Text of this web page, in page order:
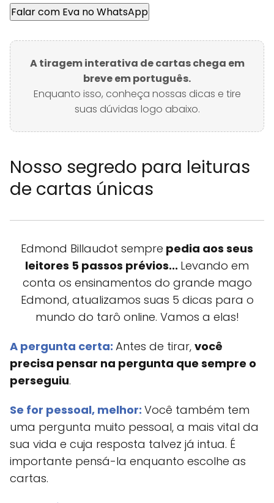
Falar com Eva no WhatsApp
A tiragem interativa de cartas chega em
breve em português.
Enquanto isso, conheça nossas dicas e tire
suas dúvidas logo abaixo.
Nosso segredo para leituras
de cartas únicas
Edmond Billaudot sempre pedia aos seus
leitores 5 passos prévios... Levando em
conta os ensinamentos do grande mago
Edmond, atualizamos suas 5 dicas para o
mundo do tarô online. Vamos a elas!
A pergunta certa: Antes de tirar, você
precisa pensar na pergunta que sempre o
perseguiu.
Se for pessoal, melhor: Você também tem
uma pergunta muito pessoal, a mais vital da
sua vida e cuja resposta talvez já intua. É
importante pensá-la enquanto escolhe as
cartas.